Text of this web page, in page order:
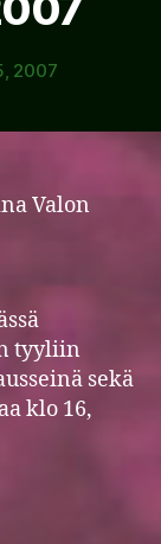
2007
Valon
tyyliin
sekä
klo 16,